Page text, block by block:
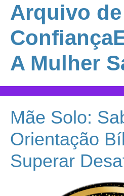
Arquivo de
A Mulher
Mãe Solo:
Orientação
Superar